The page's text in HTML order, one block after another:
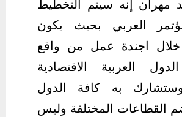
العربي بحيث يكون
اجندة عمل من واقع
العربية الاقتصادية
وستشارك به كافة الدول
القطاعات المختلفة وليس